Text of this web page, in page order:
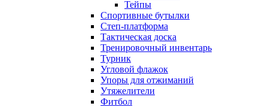
Тейпы
Спортивные бутылки
Степ-платформа
Тактическая доска
Тренировочный инвентарь
Турник
Угловой флажок
Упоры для отжиманий
Утяжелители
Фитбол